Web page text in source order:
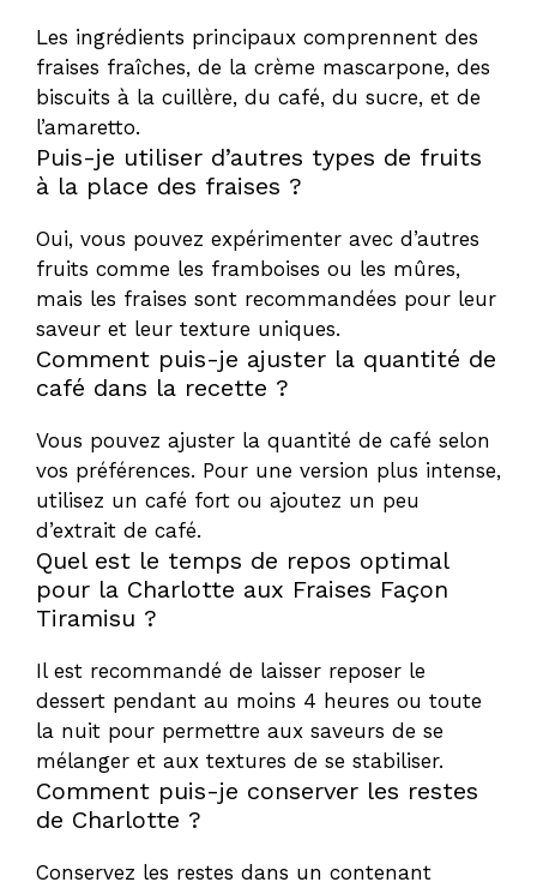
Les ingrédients principaux comprennent des
fraises fraîches, de la crème mascarpone, des
biscuits à la cuillère, du café, du sucre, et de
l’amaretto.
Puis-je utiliser d’autres types de fruits
à la place des fraises ?
Oui, vous pouvez expérimenter avec d’autres
fruits comme les framboises ou les mûres,
mais les fraises sont recommandées pour leur
saveur et leur texture uniques.
Comment puis-je ajuster la quantité de
café dans la recette ?
Vous pouvez ajuster la quantité de café selon
vos préférences. Pour une version plus intense,
utilisez un café fort ou ajoutez un peu
d’extrait de café.
Quel est le temps de repos optimal
pour la Charlotte aux Fraises Façon
Tiramisu ?
Il est recommandé de laisser reposer le
dessert pendant au moins 4 heures ou toute
la nuit pour permettre aux saveurs de se
mélanger et aux textures de se stabiliser.
Comment puis-je conserver les restes
de Charlotte ?
Conservez les restes dans un contenant